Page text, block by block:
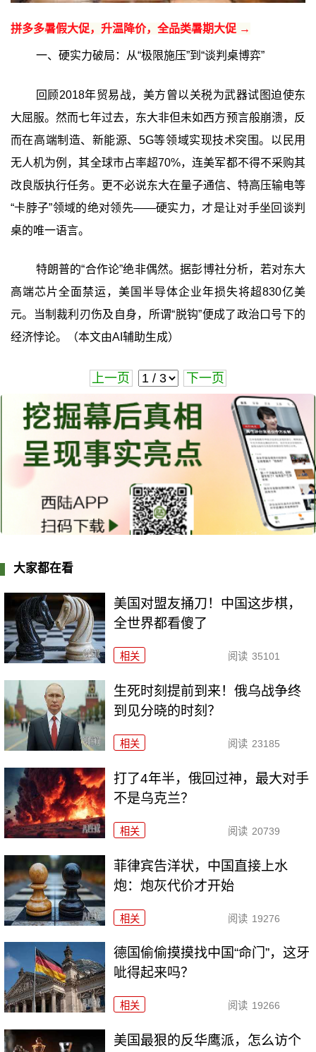
拼多多暑假大促，升温降价，全品类暑期大促 →
一、硬实力破局：从“极限施压”到“谈判桌博弈”
回顾2018年贸易战，美方曾以关税为武器试图迫使东
大屈服。然而七年过去，东大非但未如西方预言般崩溃，反
而在高端制造、新能源、5G等领域实现技术突围。以民用
无人机为例，其全球市占率超70%，连美军都不得不采购其
改良版执行任务。更不必说东大在量子通信、特高压输电等
“卡脖子”领域的绝对领先——硬实力，才是让对手坐回谈判
桌的唯一语言。
特朗普的“合作论”绝非偶然。据彭博社分析，若对东大
高端芯片全面禁运，美国半导体企业年损失将超830亿美
元。当制裁利刃伤及自身，所谓“脱钩”便成了政治口号下的
经济悖论。（本文由AI辅助生成）
上一页 下一页
大家都在看
美国对盟友捅刀！中国这步棋，
全世界都看傻了
相关 阅读 35101
生死时刻提前到来！俄乌战争终
到见分晓的时刻？
相关 阅读 23185
打了4年半，俄回过神，最大对手
不是乌克兰？
相关 阅读 20739
菲律宾告洋状，中国直接上水
炮：炮灰代价才开始
相关 阅读 19276
德国偷偷摸摸找中国“命门”，这牙
呲得起来吗？
相关 阅读 19266
美国最狠的反华鹰派，怎么访个